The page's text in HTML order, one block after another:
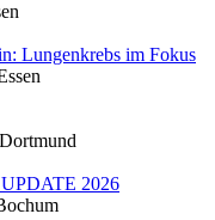
Lungenkrebs im Fokus
2026